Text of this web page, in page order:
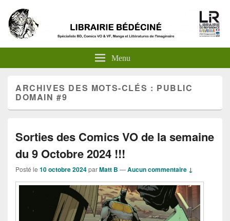
Menu
ARCHIVES DES MOTS-CLÉS : PUBLIC
DOMAIN #9
Sorties des Comics VO de la semaine
du 9 Octobre 2024 !!!
Posté le 10 octobre 2024parMatt B —Aucun commentaire ↓